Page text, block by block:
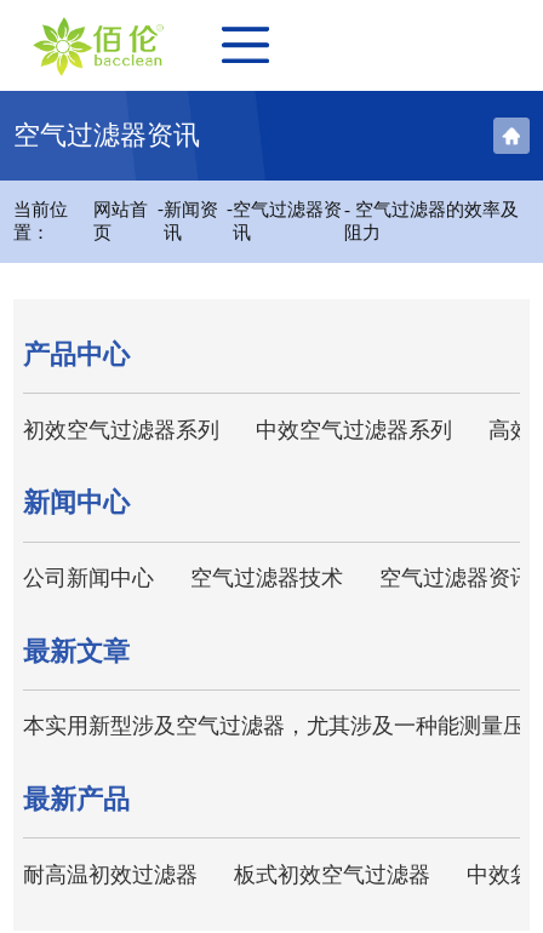
空气过滤器资讯
当前位
置：
网站首
页
-新闻资
讯
-空气过滤器资
讯
- 空气过滤器的效率及
阻力
产品中心
初效空气过滤器系列 中效空气过滤器系列 高效
新闻中心
公司新闻中心 空气过滤器技术 空气过滤器资讯
最新文章
本实用新型涉及空气过滤器，尤其涉及一种能测量压
最新产品
耐高温初效过滤器 板式初效空气过滤器 中效袋